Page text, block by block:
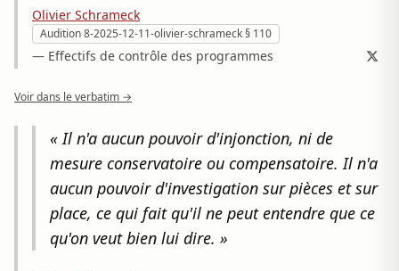
Olivier Schrameck
Audition 8-2025-12-11-olivier-schrameck § 110
— Effectifs de contrôle des programmes
Voir dans le verbatim →
« Il n'a aucun pouvoir d'injonction, ni de
mesure conservatoire ou compensatoire. Il n'a
aucun pouvoir d'investigation sur pièces et sur
place, ce qui fait qu'il ne peut entendre que ce
qu'on veut bien lui dire. »